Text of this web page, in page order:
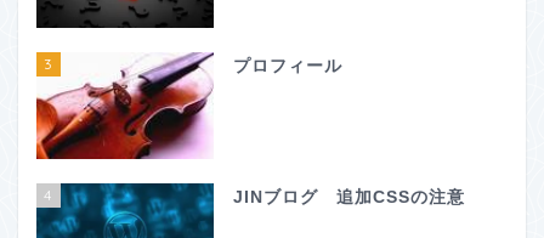
3 プロフィール
4 JINブログ 追加CSSの注意